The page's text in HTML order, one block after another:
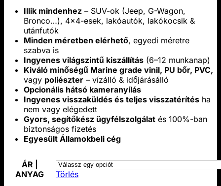
–
$199.00
Illik mindenhez – SUV-ok (Jeep, G-Wagon,
Bronco…), 4x4-esek, lakóautók, lakókocsik &
utánfutók
Minden méretben elérhető, egyedi méretre
szabva is
Ingyenes világszintű kiszállítás (6–12 munkanap)
Kiváló minőségű Marine grade vinil, PU bőr, PVC,
vagy poliészter – vízálló & időjárásálló
Opcionális hátsó kameranyílás
Ingyenes visszaküldés és teljes visszatérítés ha
nem vagy elégedett
Gyors, segítőkész ügyfélszolgálat és 100%-ban
biztonságos fizetés
Egyesült Államokbeli cég
ÁR |
ANYAG
Törlés